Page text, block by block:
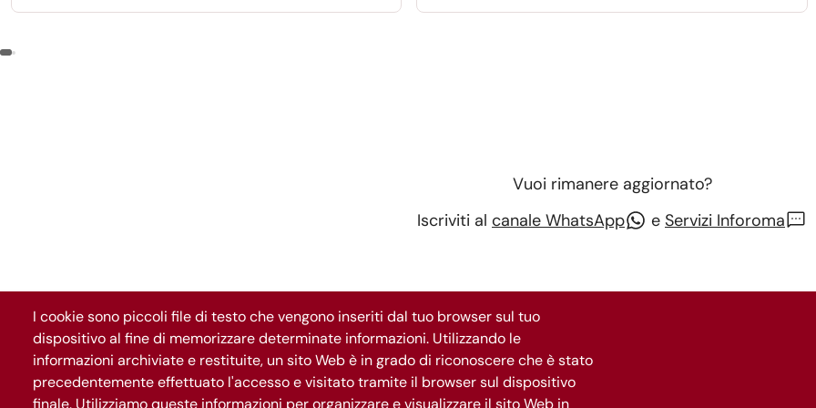
Roma Servizi per la Mobilità e cofinanziato dall'Unione
che certifica la conformità del progetto dei nuovi
Vuoi rimanere aggiornato?
Iscriviti al canale WhatsApp e Servizi Inforoma
I cookie sono piccoli file di testo che vengono inseriti dal tuo browser sul tuo
dispositivo al fine di memorizzare determinate informazioni. Utilizzando le
informazioni archiviate e restituite, un sito Web è in grado di riconoscere che è stato
precedentemente effettuato l'accesso e visitato tramite il browser sul dispositivo
finale. Utilizziamo queste informazioni per organizzare e visualizzare il sito Web in